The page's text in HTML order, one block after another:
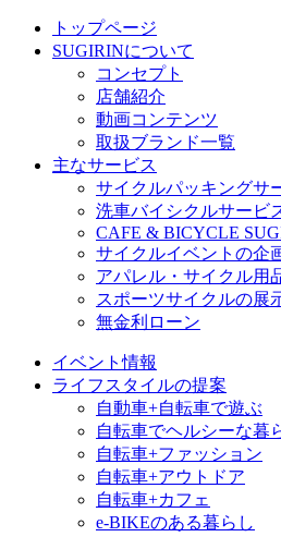
トップページ
SUGIRINについて
コンセプト
店舗紹介
動画コンテンツ
取扱ブランド一覧
主なサービス
サイクルパッキングサ
洗車バイシクルサービ
CAFE & BICYCLE
サイクルイベントの企
アパレル・サイクル用
スポーツサイクルの展
無金利ローン
イベント情報
ライフスタイルの提案
自動車+自転車で遊ぶ
自転車でヘルシーな暮
自転車+ファッション
自転車+アウトドア
自転車+カフェ
e-BIKEのある暮らし